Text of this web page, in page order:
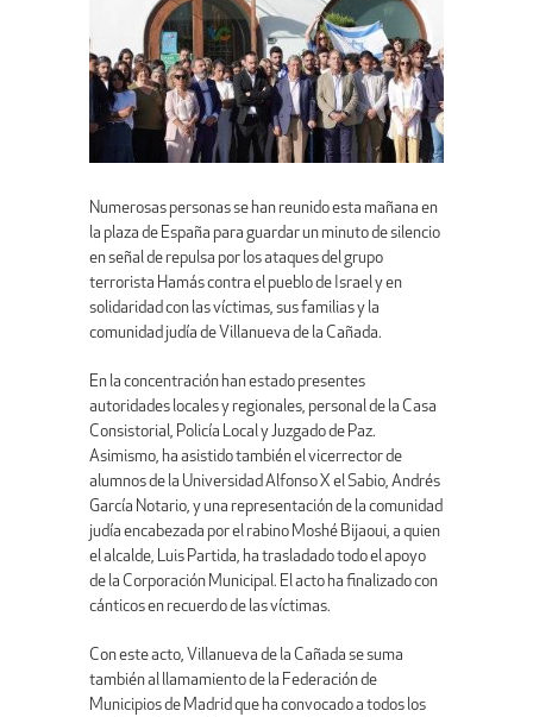
Numerosas personas se han reunido esta mañana en
la plaza de España para guardar un minuto de silencio
en señal de repulsa por los ataques del grupo
terrorista Hamás contra el pueblo de Israel y en
solidaridad con las víctimas, sus familias y la
comunidad judía de Villanueva de la Cañada.
En la concentración han estado presentes
autoridades locales y regionales, personal de la Casa
Consistorial, Policía Local y Juzgado de Paz.
Asimismo, ha asistido también el vicerrector de
alumnos de la Universidad Alfonso X el Sabio, Andrés
García Notario, y una representación de la comunidad
judía encabezada por el rabino Moshé Bijaoui, a quien
el alcalde, Luis Partida, ha trasladado todo el apoyo
de la Corporación Municipal. El acto ha finalizado con
cánticos en recuerdo de las víctimas.
Con este acto, Villanueva de la Cañada se suma
también al llamamiento de la Federación de
Municipios de Madrid que ha convocado a todos los